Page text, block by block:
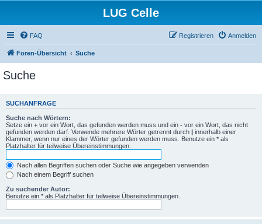
LUG Celle
FAQ Anmelden
Registrieren
Foren-Übersicht Suche
Suche
SUCHANFRAGE
Suche nach Wörtern:
Setze ein + vor ein Wort, das gefunden werden muss und ein - vor ein Wort, das nicht
gefunden werden darf. Verwende mehrere Wörter getrennt durch | innerhalb einer
Klammer, wenn nur eines der Wörter gefunden werden muss. Benutze ein * als
Platzhalter für teilweise Übereinstimmungen.
Nach allen Begriffen suchen oder Suche wie angegeben verwenden
Nach einem Begriff suchen
Zu suchender Autor:
Benutze ein * als Platzhalter für teilweise Übereinstimmungen.